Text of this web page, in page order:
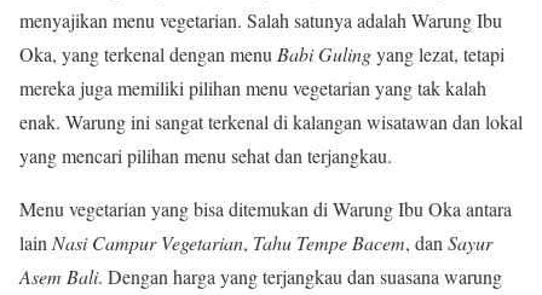
menyajikan menu vegetarian. Salah satunya adalah Warung Ibu
Oka, yang terkenal dengan menu Babi Gulingyang lezat, tetapi
mereka juga memiliki pilihan menu vegetarian yang tak kalah
enak. Warung ini sangat terkenal di kalangan wisatawan dan lokal
yang mencari pilihan menu sehat dan terjangkau.
Menu vegetarian yang bisa ditemukan di Warung Ibu Oka antara
lain Nasi Campur Vegetarian, Tahu Tempe Bacem, dan Sayur
Asem Bali. Dengan harga yang terjangkau dan suasana warung